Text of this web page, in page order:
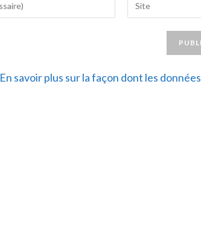
l’URL
(facultatif)
En savoir plus sur la façon dont les